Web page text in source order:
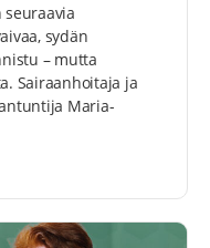
seuraavia
sydän
– mutta
Sairaanhoitaja ja
Maria-